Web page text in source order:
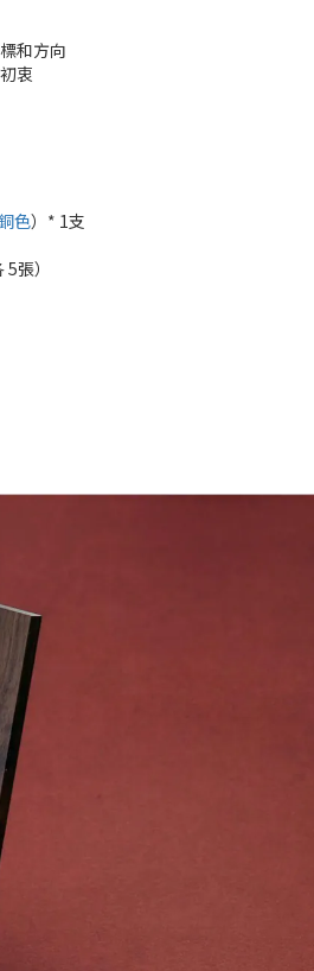
和方向
衷
色） * 1支
5張）